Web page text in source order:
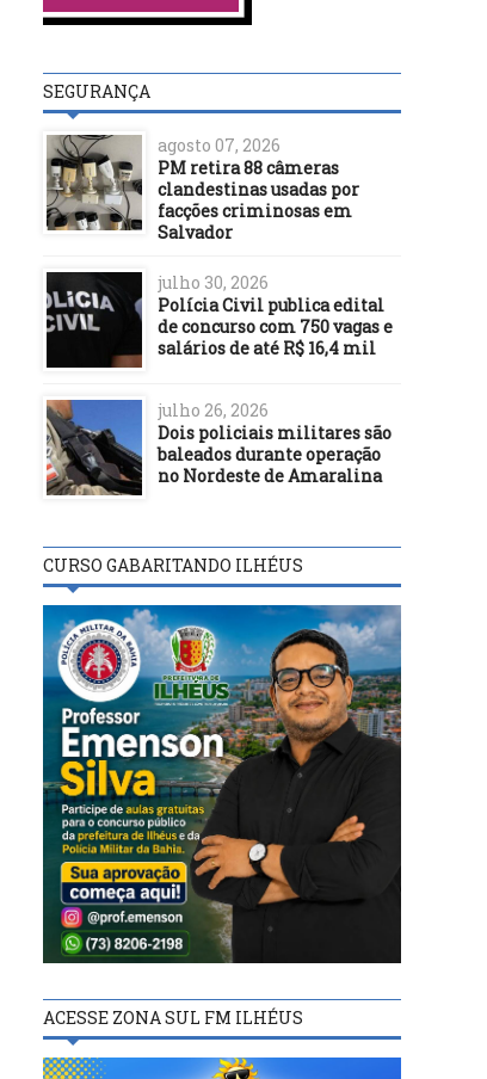
SEGURANÇA
agosto 07, 2026
PM retira 88 câmeras
clandestinas usadas por
facções criminosas em
Salvador
julho 30, 2026
Polícia Civil publica edital
de concurso com 750 vagas e
salários de até R$ 16,4 mil
julho 26, 2026
Dois policiais militares são
baleados durante operação
no Nordeste de Amaralina
CURSO GABARITANDO ILHÉUS
ACESSE ZONA SUL FM ILHÉUS